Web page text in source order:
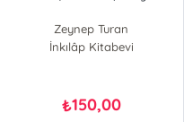
Zeynep Turan
İnkılâp Kitabevi
₺150,00